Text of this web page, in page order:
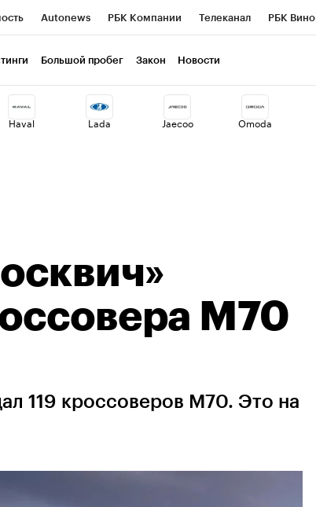
Autonews РБК Компании Телеканал РБК Вино
Визионеры
Кредитные рейтинги Франшизы Газета
Экономика Бизнес
Большой пробег Закон Новости
Haval Lada Jaecoo Omoda
М70
119 кроссоверов М70. Это на